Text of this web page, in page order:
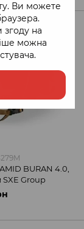
Ви можете
згоду на
можна
.
BURAN 4.0,
SXE Group